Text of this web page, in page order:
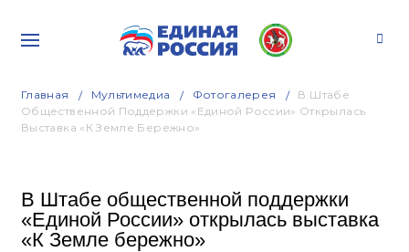
Главная Мультимедиа Фотогалерея
В Штабе
Общественной Поддержки «Единой России» Открылась
Выставка «К Земле Бережно»
В Штабе общественной поддержки
«Единой России» открылась выставка
«К Земле бережно»